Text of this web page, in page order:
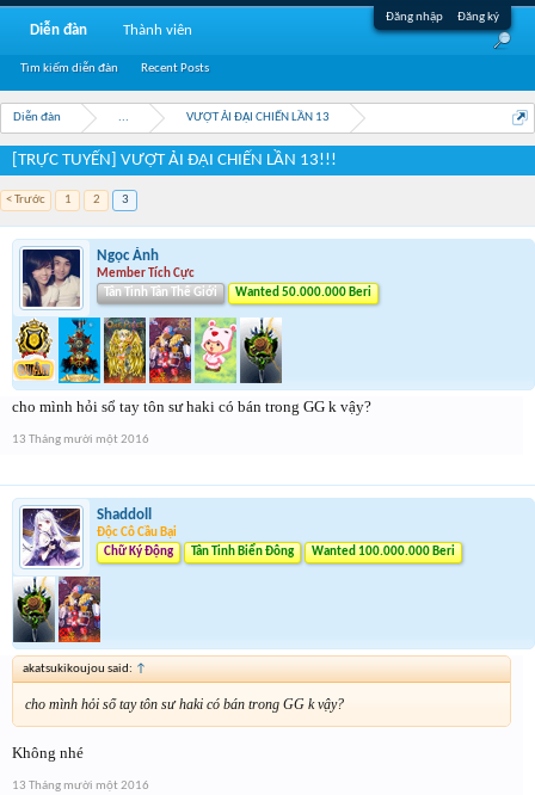
Đăng nhập Đăng ký
Diễn đàn ... VƯỢT ẢI ĐẠI CHIẾN LẦN 13
[TRỰC TUYẾN] VƯỢT ẢI ĐẠI CHIẾN LẦN 13!!!
< Trước 1 2 3
Ngọc Ánh
Member Tích Cực
Tân Tinh Tân Thế Giới
Wanted 50.000.000 Beri
cho mình hỏi sổ tay tôn sư haki có bán trong GG k vậy?
13 Tháng mười một 2016
Shaddoll
Độc Cô Cầu Bại
Chữ Ký Động
Tân Tinh Biển Đông Wanted 100.000.000 Beri
akatsukikoujou said: ↑
cho mình hỏi sổ tay tôn sư haki có bán trong GG k vậy?
Không nhé
13 Tháng mười một 2016
Diễn đàn
Tìm kiếm diễn đàn Recent Posts
Thành viên